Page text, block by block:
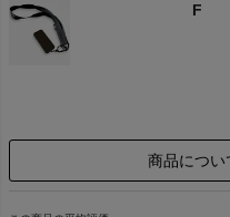
F
商品につい